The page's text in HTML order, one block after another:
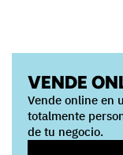
VENDE
Vende online en
totalmente
de tu negocio.